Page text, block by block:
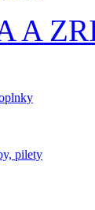
A
pilety